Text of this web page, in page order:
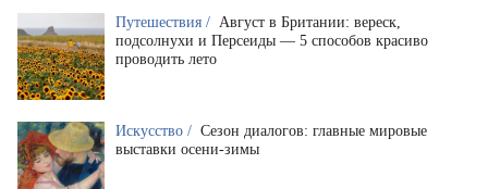
Путешествия / Август в Британии: вереск,
подсолнухи и Персеиды — 5 способов красиво
проводить лето
Искусство / Сезон диалогов: главные мировые
выставки осени-зимы